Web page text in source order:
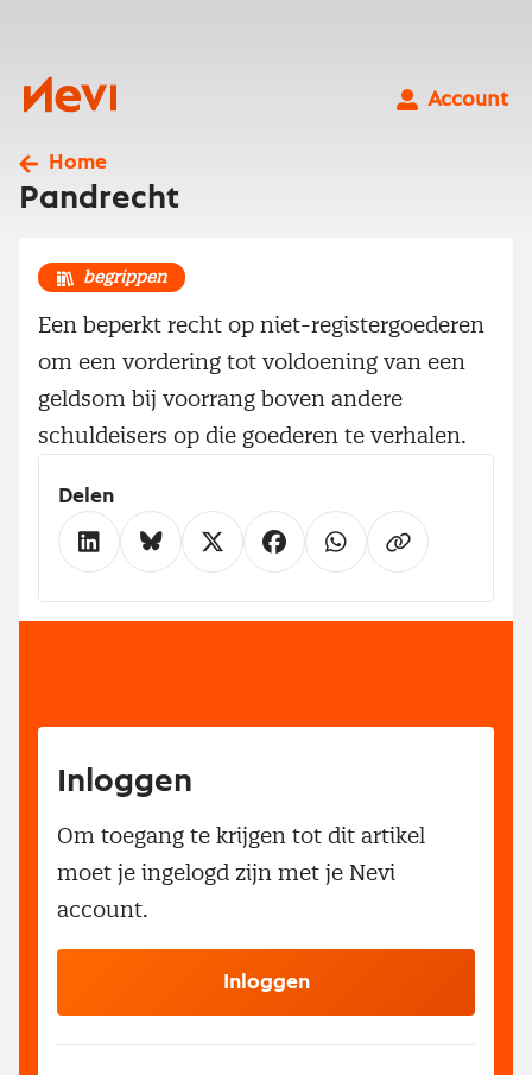
Nevi
Account
Home
Pandrecht
begrippen
Een beperkt recht op niet-registergoederen
om een vordering tot voldoening van een
geldsom bij voorrang boven andere
schuldeisers op die goederen te verhalen.
Delen
Inloggen
Om toegang te krijgen tot dit artikel
moet je ingelogd zijn met je Nevi
account.
Inloggen